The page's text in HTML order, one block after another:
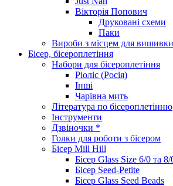
Вікторія Попович
Друковані схеми
Паки
Вироби з місцем для вишивки
Бісер, бісероплетіння
Набори для бісероплетіння
Ріоліс (Росія)
Інші
Чарівна мить
Література по бісероплетінню
Інструменти
Дзвіночки *
Голки для роботи з бісером
Бісер Mill Hill
Бісер Glass Size 6/0 та 8/
Бісер Seed-Petite
Бісер Glass Seed Beads